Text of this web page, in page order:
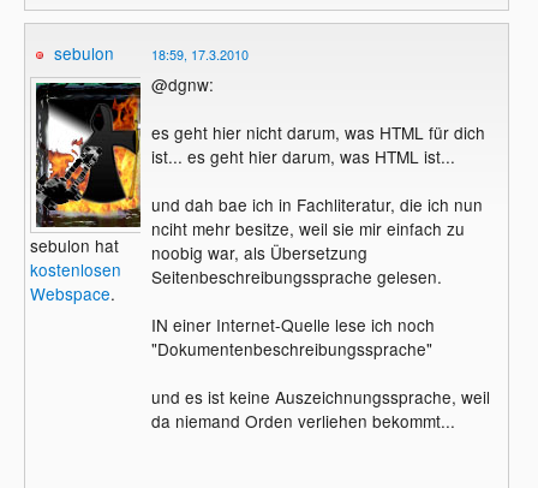
sebulon
sebulon hat
kostenlosen
Webspace.
18:59, 17.3.2010
@dgnw:
es geht hier nicht darum, was HTML für dich
ist... es geht hier darum, was HTML ist...
und dah bae ich in Fachliteratur, die ich nun
nciht mehr besitze, weil sie mir einfach zu
noobig war, als Übersetzung
Seitenbeschreibungssprache gelesen.
IN einer Internet-Quelle lese ich noch
"Dokumentenbeschreibungssprache"
und es ist keine Auszeichnungssprache, weil
da niemand Orden verliehen bekommt...